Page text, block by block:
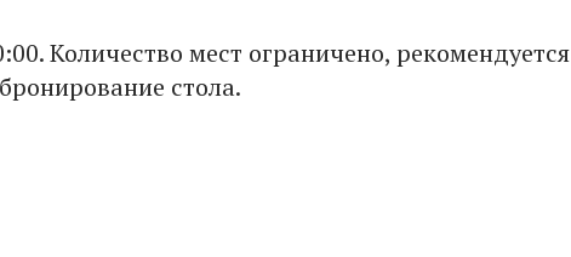
Количество мест ограничено, рекомендуется
стола.